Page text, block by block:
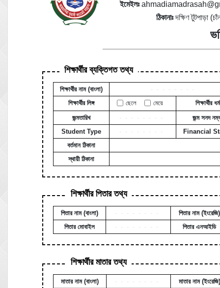
ইমেইলঃ
ঠিকানাঃদক্ষিণ টুটপাড়া
শিক্ষার্থীর ব্যক্তিগত তথ্য
শিক্ষার্থীর নাম (বাংলা)
--------
শিক্ষার্থীর লিঙ্গ
ছেলে মেয়ে
শিক্ষার্থীর ধর্ম
জন্মতারিখ
--------
জন্ম সনদ
Student Type
--------
Financial
বর্তমান ঠিকানা
স্থায়ী ঠিকানা
শিক্ষার্থীর পিতার তথ্য
পিতার নাম (বাংলা) --------
পিতার নাম (ইংরেজি)
পিতার মোবাইল
-------- পিতার এনআইডি
শিক্ষার্থীর মাতার তথ্য
মাতার নাম (বাংলা) --------
মাতার নাম (ইংরেজি)